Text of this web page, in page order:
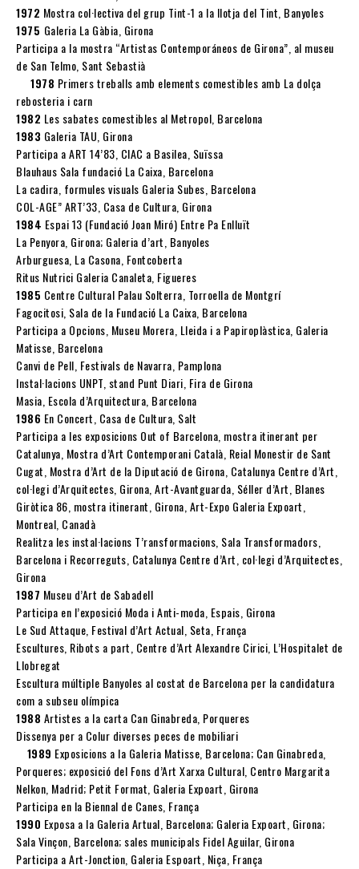
1972 Mostra col·lectiva del grup Tint-1 a la llotja del Tint, Banyoles
1975 Galeria La Gàbia, Girona
Participa a la mostra “Artistas Contemporáneos de Girona”, al museu
de San Telmo, Sant Sebastià
1978 Primers treballs amb elements comestibles amb La dolça
rebosteria i carn
1982 Les sabates comestibles al Metropol, Barcelona
1983 Galeria TAU, Girona
Participa a ART 14’83, CIAC a Basilea, Suïssa
Blauhaus Sala fundació La Caixa, Barcelona
La cadira, formules visuals Galeria Subes, Barcelona
COL-AGE” ART’33, Casa de Cultura, Girona
1984 Espai 13 (Fundació Joan Miró) Entre Pa Enlluït
La Penyora, Girona; Galeria d’art, Banyoles
Arburguesa, La Casona, Fontcoberta
Ritus Nutrici Galeria Canaleta, Figueres
1985 Centre Cultural Palau Solterra, Torroella de Montgrí
Fagocitosi, Sala de la Fundació La Caixa, Barcelona
Participa a Opcions, Museu Morera, Lleida i a Papiroplàstica, Galeria
Matisse, Barcelona
Canvi de Pell, Festivals de Navarra, Pamplona
Instal·lacions UNPT, stand Punt Diari, Fira de Girona
Masia, Escola d’Arquitectura, Barcelona
1986 En Concert, Casa de Cultura, Salt
Participa a les exposicions Out of Barcelona, mostra itinerant per
Catalunya, Mostra d’Art Contemporani Català, Reial Monestir de Sant
Cugat, Mostra d’Art de la Diputació de Girona, Catalunya Centre d’Art,
col·legi d’Arquitectes, Girona, Art-Avantguarda, Séller d’Art, Blanes
Giròtica 86, mostra itinerant, Girona, Art-Expo Galeria Expoart,
Montreal, Canadà
Realitza les instal·lacions T’ransformacions, Sala Transformadors,
Barcelona i Recorreguts, Catalunya Centre d’Art, col·legi d’Arquitectes,
Girona
1987 Museu d’Art de Sabadell
Participa en l’exposició Moda i Anti-moda, Espais, Girona
Le Sud Attaque, Festival d’Art Actual, Seta, França
Escultures, Ribots a part, Centre d’Art Alexandre Cirici, L’Hospitalet de
Llobregat
Escultura múltiple Banyoles al costat de Barcelona per la candidatura
com a subseu olímpica
1988 Artistes a la carta Can Ginabreda, Porqueres
Dissenya per a Colur diverses peces de mobiliari
1989 Exposicions a la Galeria Matisse, Barcelona; Can Ginabreda,
Porqueres; exposició del Fons d’Art Xarxa Cultural, Centro Margarita
Nelkon, Madrid; Petit Format, Galeria Expoart, Girona
Participa en la Biennal de Canes, França
1990 Exposa a la Galeria Artual, Barcelona; Galeria Expoart, Girona;
Sala Vinçon, Barcelona; sales municipals Fidel Aguilar, Girona
Participa a Art-Jonction, Galeria Espoart, Niça, França